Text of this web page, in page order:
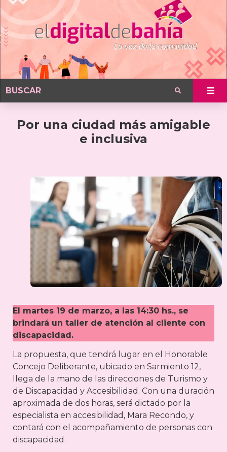
Por una ciudad más amigable
e inclusiva
El martes 19 de marzo, a las 14:30 hs., se
brindará un taller de atención al cliente con
discapacidad.
La propuesta, que tendrá lugar en el Honorable
Concejo Deliberante, ubicado en Sarmiento 12,
llega de la mano de las direcciones de Turismo y
de Discapacidad y Accesibilidad. Con una duración
aproximada de dos horas, será dictado por la
especialista en accesibilidad, Mara Recondo, y
contará con el acompañamiento de personas con
discapacidad.